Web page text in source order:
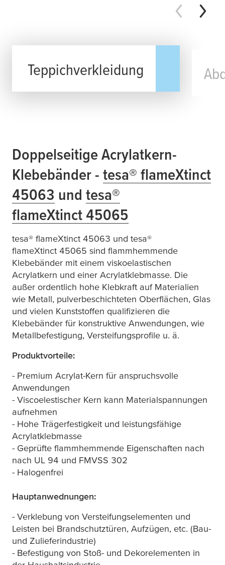
Teppichverkleidung
Doppelseitige Acrylatkern-
Klebebänder - tesa® flameXtinct
45063 und tesa®
flameXtinct 45065
tesa® flameXtinct 45063 und tesa®
flameXtinct 45065 sind flammhemmende
Klebebänder mit einem viskoelastischen
Acrylatkern und einer Acrylatklebmasse. Die
außer ordentlich hohe Klebkraft auf Materialien
wie Metall, pulverbeschichteten Oberflächen, Glas
und vielen Kunststoffen qualifizieren die
Klebebänder für konstruktive Anwendungen, wie
Metallbefestigung, Versteifungsprofile u. ä.
Produktvorteile:
- Premium Acrylat-Kern für anspruchsvolle
Anwendungen
- Viscoelestischer Kern kann Materialspannungen
aufnehmen
- Hohe Trägerfestigkeit und leistungsfähige
Acrylatklebmasse
- Geprüfte flammhemmende Eigenschaften nach
nach UL 94 und FMVSS 302
- Halogenfrei
Hauptanwednungen:
- Verklebung von Versteifungselementen und
Leisten bei Brandschutztüren, Aufzügen, etc. (Bau-
und Zulieferindustrie)
- Befestigung von Stoß- und Dekorelementen in